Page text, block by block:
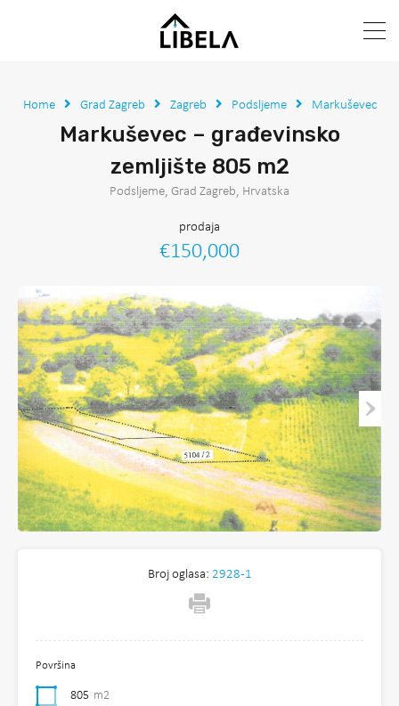
Home Grad Zagreb Zagreb Podsljeme Markuševec
Markuševec – građevinsko
zemljište 805 m2
Podsljeme, Grad Zagreb, Hrvatska
prodaja
€150,000
Broj oglasa: 2928-1
Površina
805 m2